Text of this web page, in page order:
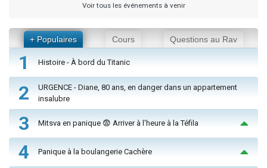
Voir tous les événements à venir
+ Populaires Cours Questions au Rav
1 Histoire - À bord du Titanic
2
URGENCE - Diane, 80 ans, en danger dans un appartement
insalubre
3 Mitsva en panique 😨 Arriver à l'heure à la Téfila
4 Panique à la boulangerie Cachère